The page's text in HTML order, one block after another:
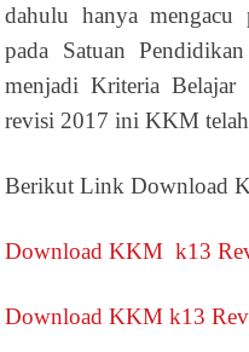
dahulu hanya mengacu
pada Satuan
menjadi Kriteria
revisi 2017 ini KKM
Berikut Link Download
Download KKM k13
Download KKM k13